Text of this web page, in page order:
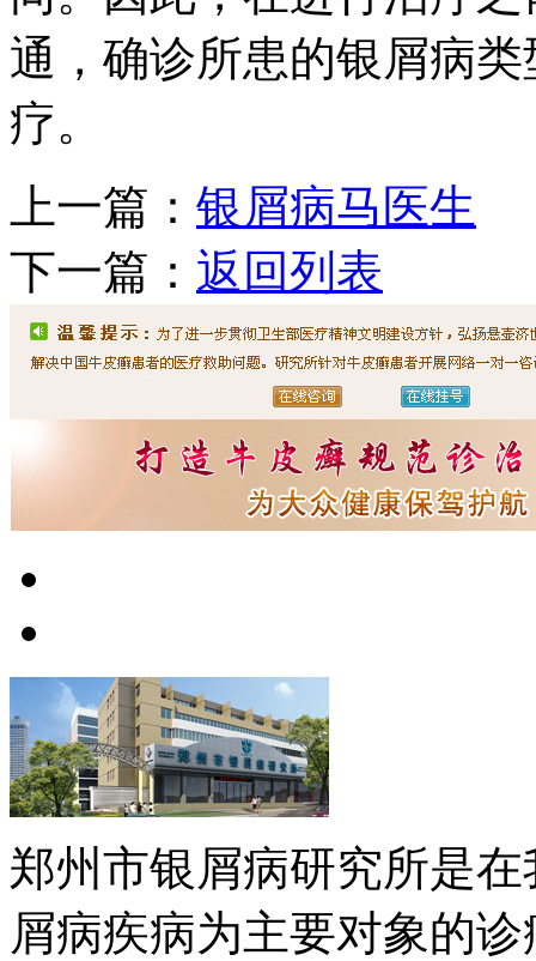
通，确诊所患的银屑病
疗。
上一篇： 银屑病马医生
下一篇： 返回列表
郑州市银屑病研究所是
屑病疾病为主要对象的